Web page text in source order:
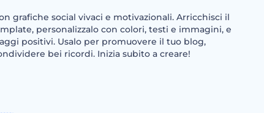
grafiche social vivaci e motivazionali. Arricchisci il
personalizzalo con colori, testi e immagini, e
positivi. Usalo per promuovere il tuo blog,
bei ricordi. Inizia subito a creare!